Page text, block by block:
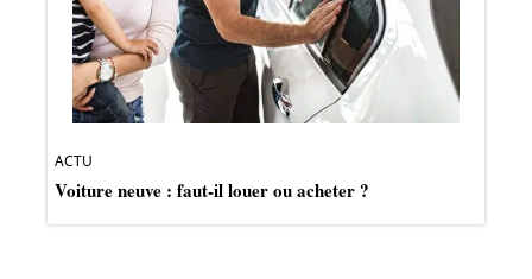
ACTU
Voiture neuve : faut-il louer ou acheter ?